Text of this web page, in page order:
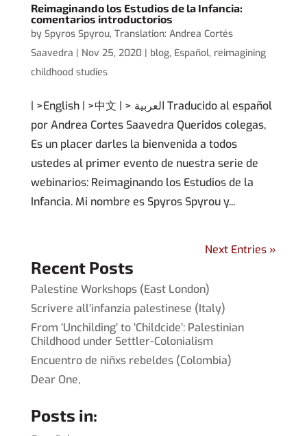
Reimaginando los Estudios de la Infancia:
comentarios introductorios
by Spyros Spyrou, Translation: Andrea Cortés
Saavedra | Nov 25, 2020| blog, Español, reimagining
childhood studies
| >English | >中文 | > العربية Traducido al español
por Andrea Cortes Saavedra Queridos colegas,
Es un placer darles la bienvenida a todos
ustedes al primer evento de nuestra serie de
webinarios: Reimaginando los Estudios de la
Infancia. Mi nombre es Spyros Spyrou y...
Next Entries »
Recent Posts
Palestine Workshops (East London)
Scrivere all’infanzia palestinese (Italy)
From ‘Unchilding’ to ‘Childcide’: Palestinian
Childhood under Settler-Colonialism
Encuentro de niñxs rebeldes (Colombia)
Dear One,
Posts in: